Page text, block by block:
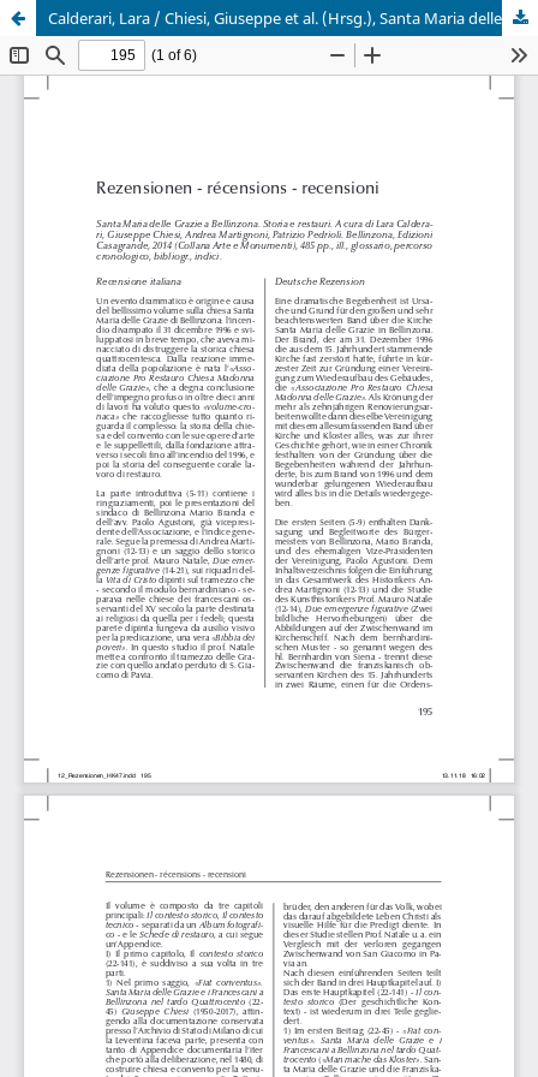
Calderari, Lara / Chiesi, Giuseppe et al. (Hrsg.), Santa Maria delle Grazie a Bellinzona